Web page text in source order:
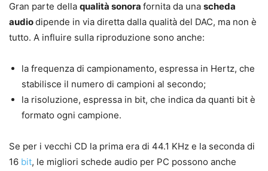
Gran parte della qualità sonora fornita da una scheda
audiodipende in via diretta dalla qualità del DAC, ma non è
tutto. A influire sulla riproduzione sono anche:
la frequenza di campionamento, espressa in Hertz, che
stabilisce il numero di campioni al secondo;
la risoluzione, espressa in bit, che indica da quanti bit è
formato ogni campione.
Se per i vecchi CD la prima era di 44.1 KHz e la seconda di
16 bit, le migliori schede audio per PC possono anche